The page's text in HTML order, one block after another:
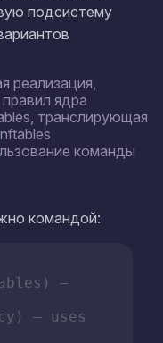
подсистему
реализация,
ядра
транслирующая
команды
командой:
—
— uses